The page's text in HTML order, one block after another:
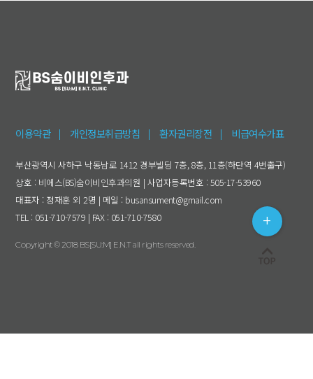
이용약관 개인정보취급방침 환자권리장전 비급여수가표
부산광역시 사하구 낙동남로 1412 경부빌딩 7층, 8층, 11층(하단역 4번출구)
상호 : 비에스(BS)숨이비인후과의원 | 사업자등록번호 : 505-17-53960
대표자 : 정재훈 외 2명 | 메일 : busansument@gmail.com
TEL : 051-710-7579 | FAX : 051-710-7580
Copyright © 2018 BS[SU:M] E.N.T all rights reserved.